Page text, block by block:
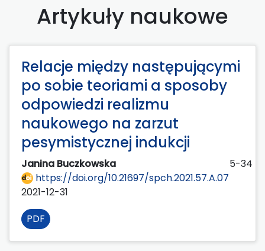
Artykuły naukowe
Relacje między następującymi
po sobie teoriami a sposoby
odpowiedzi realizmu
naukowego na zarzut
pesymistycznej indukcji
Janina Buczkowska
5-34
https://doi.org/10.21697/spch.2021.57.A.07
2021-12-31
PDF